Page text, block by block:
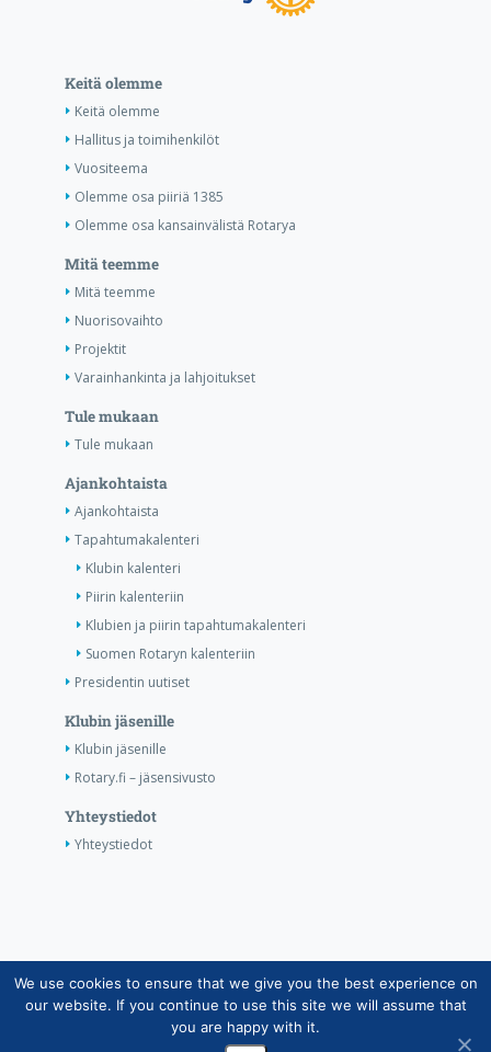
Keitä olemme
Keitä olemme
Hallitus ja toimihenkilöt
Vuositeema
Olemme osa piiriä 1385
Olemme osa kansainvälistä Rotarya
Mitä teemme
Mitä teemme
Nuorisovaihto
Projektit
Varainhankinta ja lahjoitukset
Tule mukaan
Tule mukaan
Ajankohtaista
Ajankohtaista
Tapahtumakalenteri
Klubin kalenteri
Piirin kalenteriin
Klubien ja piirin tapahtumakalenteri
Suomen Rotaryn kalenteriin
Presidentin uutiset
Klubin jäsenille
Klubin jäsenille
Rotary.fi – jäsensivusto
Yhteystiedot
Yhteystiedot
Copyright © Suomen Rotarypalvelu ry 2026 |
Jäsentietojärjestelmän tietosuojaseloste| Henkilötietojen
käsittely Rotarytoiminnassa
We use cookies to ensure that we give you the best experience on
our website. If you continue to use this site we will assume that
you are happy with it.